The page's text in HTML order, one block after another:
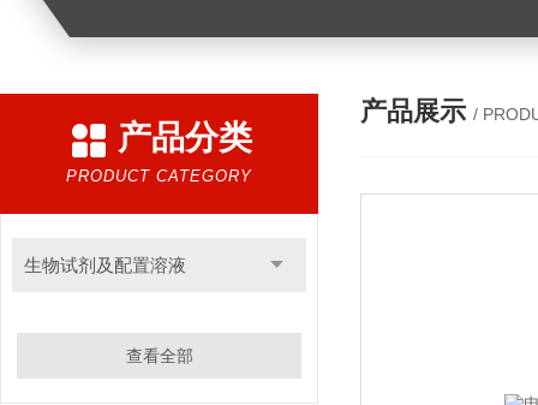
产品分类
PRODUCT CATEGORY
生物试剂及配置溶液
查看全部
产品展示 /